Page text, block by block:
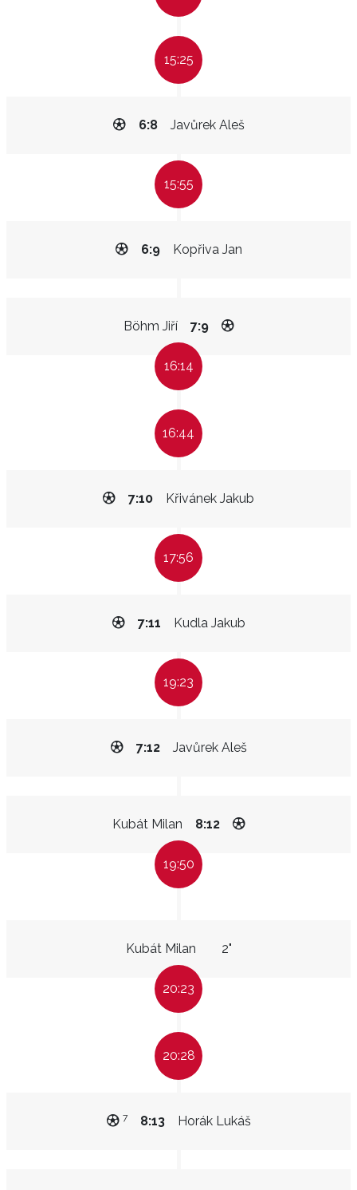
15:25
Javůrek Aleš
6:8
15:55
Kopřiva Jan
6:9
Böhm Jiří 7:9
16:14
16:44
Křivánek Jakub
7:10
17:56
Kudla Jakub
7:11
19:23
Javůrek Aleš
7:12
Kubát Milan 8:12
19:50
Kubát Milan 2"
20:23
20:28
Horák Lukáš
8:13
7